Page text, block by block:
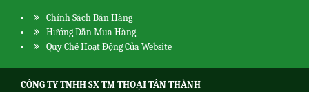
Chính Sách Bán Hàng
Hướng Dẫn Mua Hàng
Quy Chế Hoạt Động Của Website
CÔNG TY TNHH SX TM THOẠI TÂN THÀNH